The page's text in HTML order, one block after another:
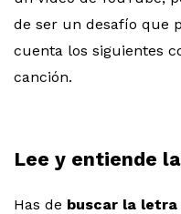
de ser un desafío que
cuenta los siguientes
canción.
Lee y entiende
Has de buscar la letra